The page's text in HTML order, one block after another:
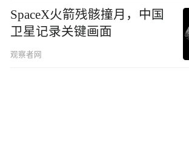
SpaceX火箭残骸撞月，中国
卫星记录关键画面
观察者网